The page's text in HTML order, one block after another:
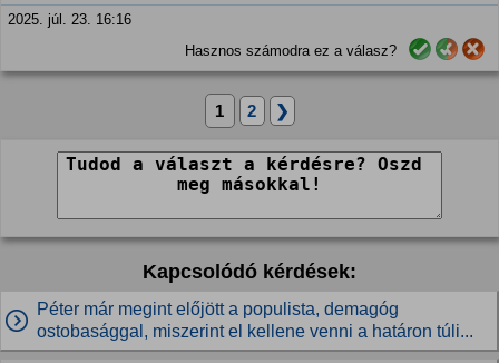
2025. júl. 23. 16:16
Hasznos számodra ez a válasz?
1 2 ❯
Kapcsolódó kérdések:
Péter már megint előjött a populista, demagóg
ostobasággal, miszerint el kellene venni a határon túli...